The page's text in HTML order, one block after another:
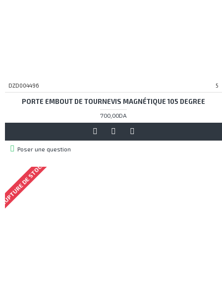
DZD004496 5
PORTE EMBOUT DE TOURNEVIS MAGNÉTIQUE 105 DEGREE
700,00DA
Poser une question
DE STOCK